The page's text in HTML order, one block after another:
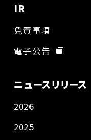
IR
免責事項
電子公告
ニュースリリース
2026
2025